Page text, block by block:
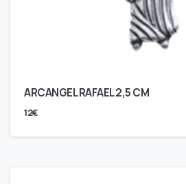
ARCANGEL RAFAEL 2,5 CM
12€